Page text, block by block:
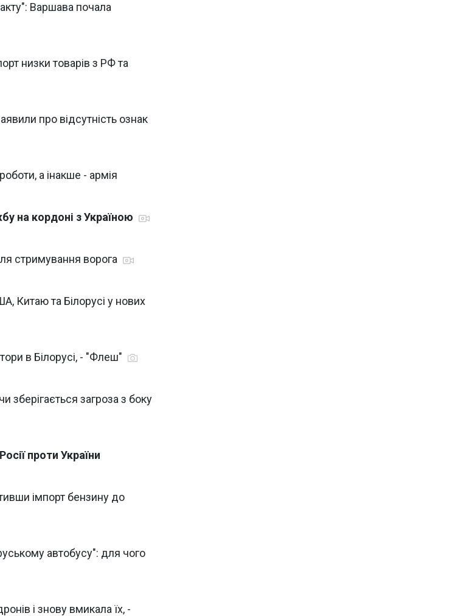
Варшава почала
низки товарів з РФ та
про відсутність ознак
а інакше - армія
на кордоні з Україною
стримування ворога
Китаю та Білорусі у нових
в Білорусі, - "Флеш"
зберігається загроза з боку
проти України
імпорт бензину до
автобусу": для чого
і знову вмикала їх, -